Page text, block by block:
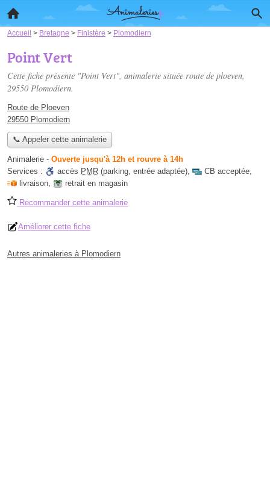
Accueil > Bretagne > Finistère > Plomodiern
Point Vert
Cette fiche présente "Point Vert", animalerie située route de ploeven,
29550 Plomodiern.
Route de Ploeven
29550 Plomodiern
📞 Appeler cette animalerie
Animalerie - Ouverte jusqu'à 12h et rouvre à 14h
Services :
accès PMR (parking, entrée adaptée), CB acceptée,
livraison, retrait en magasin
Recommander cette animalerie
Améliorer cette fiche
Autres animaleries à Plomodiern